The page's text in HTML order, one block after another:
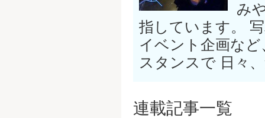
み
指しています。
イベント企画な
スタンスで 日々
連載記事一覧